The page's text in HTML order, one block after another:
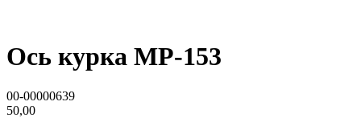
Ось курка МР-153
00-00000639
50,00